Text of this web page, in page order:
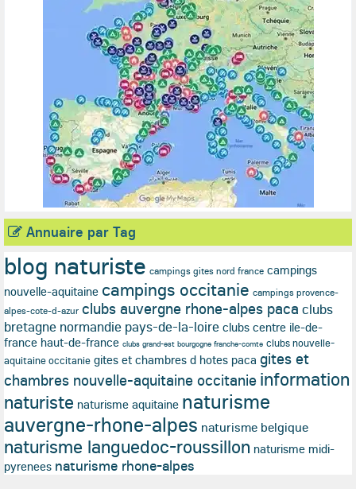
Annuaire par Tag
blog naturiste campings gites nord france campings
nouvelle-aquitaine campings occitanie campings provence-
alpes-cote-d-azur clubs auvergne rhone-alpes paca clubs
bretagne normandie pays-de-la-loire clubs centre ile-de-
france haut-de-france clubs grand-est bourgogne franche-comte clubs nouvelle-
aquitaine occitanie gites et chambres d hotes paca gites et
chambres nouvelle-aquitaine occitanie information
naturiste naturisme aquitaine naturisme
auvergne-rhone-alpes naturisme belgique
naturisme languedoc-roussillon naturisme midi-
pyrenees naturisme rhone-alpes